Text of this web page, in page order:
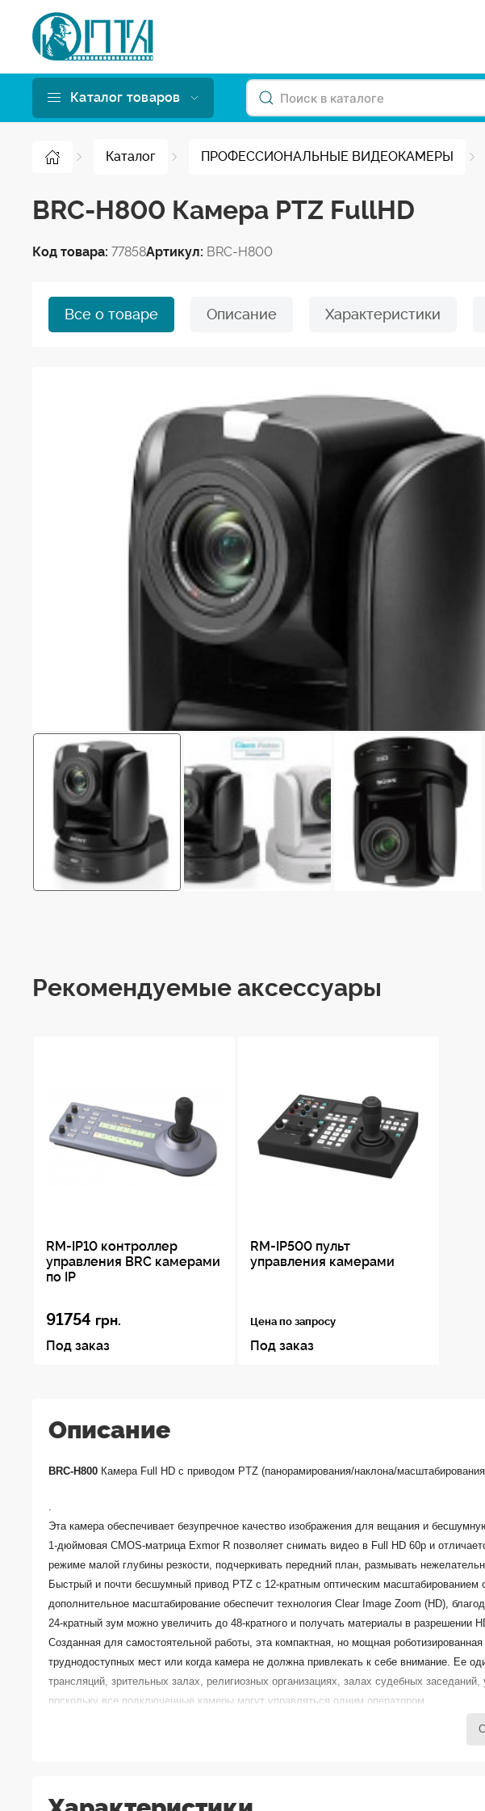
Каталог товаров
Каталог ПРОФЕССИОНАЛЬНЫЕ ВИДЕОКАМЕРЫ
BRC-H800 Камера PTZ FullHD
Код товара: 77858Артикул: BRC-H800
Все о товаре Описание Характеристики
Рекомендуемые аксессуары
RM-IP10 контроллер
управления BRC камерами
по IP
91754 грн.
Под заказ
RM-IP500 пульт
управления камерами
Цена по запросу
Под заказ
Описание
BRC-H800 Камера Full HD с приводом PTZ (панорамирования/наклона/
Эта камера обеспечивает безупречное качество изображения для вещания и
1-дюймовая CMOS-матрица Exmor R позволяет снимать видео в Full HD 60p и
режиме малой глубины резкости, подчеркивать передний план, размывать
Быстрый и почти бесшумный привод PTZ с 12-кратным оптическим масштабированием
дополнительное масштабирование обеспечит технология Clear Image Zoom (HD),
24-кратный зум можно увеличить до 48-кратного и получать материалы в разрешении
Созданная для самостоятельной работы, эта компактная, но мощная
труднодоступных мест или когда камера не должна привлекать к себе внимание. Ее
трансляций, зрительных залах, религиозных организациях, залах судебных
поскольку все подключенные камеры могут управляться одним оператором.